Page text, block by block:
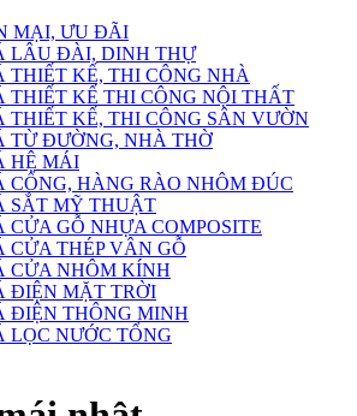
MẠI, ƯU ĐÃI
LÂU ĐÀI, DINH THỰ
THIẾT KẾ, THI CÔNG NHÀ
THIẾT KẾ THI CÔNG NỘI THẤT
THIẾT KẾ, THI CÔNG SÂN VƯỜN
TỪ ĐƯỜNG, NHÀ THỜ
HỆ MÁI
CỔNG, HÀNG RÀO NHÔM ĐÚC
SẮT MỸ THUẬT
CỬA GỖ NHỰA COMPOSITE
CỬA THÉP VÂN GỖ
CỬA NHÔM KÍNH
ĐIỆN MẶT TRỜI
ĐIỆN THÔNG MINH
LỌC NƯỚC TỔNG